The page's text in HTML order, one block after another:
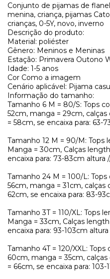
Conjunto de pijamas de
menina, criança, pijamas
crianças, 0-5Y, novo, inverno
Descrição do produto:
Material: poliéster
Gênero: Meninos e Meninas
Estação: Primavera Outono
Idade: 1-5 anos
Cor Como a imagem
Cenário aplicável: Pijama
Informação do tamanho:
Tamanho 6 M = 80/S: Tops
52cm, manga = 29cm,
= 58cm, se encaixa para: 63-
Tamanho 12 M = 90/M: Tops
Manga = 30cm, Calças
encaixa para: 73-83cm altura
Tamanho 24 M = 100/L:
56cm, manga = 31cm,
62cm, se encaixa para: 83-
Tamanho 3T = 110/XL: Tops
Manga = 33cm, Calças
encaixa para: 93-103cm
Tamanho 4T = 120/XXL:
60cm, manga = 35cm,
= 66cm, se encaixa para: